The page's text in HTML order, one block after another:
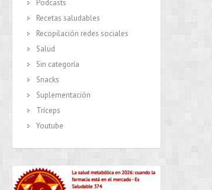
Podcasts
Recetas saludables
Recopilación redes sociales
Salud
Sin categoría
Snacks
Suplementación
Tríceps
Youtube